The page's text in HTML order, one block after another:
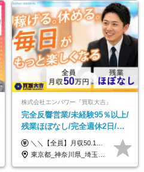
株式会社エンパワー『買取大吉』
完全反響営業/未経験95％以上/
残業ほぼなし/完全週休2日/月
収50万円スタート！/賞与年2
回
＼＼【全員】月収50.1万円保証！／／ 月給30.1万円＋インセン＋特別手当20万円(半年間)＋賞与 ※経験者は優遇いたします（研修も免除の場合有） ※固定残業代:7万4000円以上/月45時間分を含む ※固定残業代は残業がない場合も支給し、超過分は別途支給します ■入社後5日間研修を実施 研修中のテスト（ロープレ、商材知識）合格で研修生卒業となり翌月からインセンティブの対象に。 ロープレは細かな評価基準があり、顧客満足度をキープするため非常に重要なテストです。 ※4カ月目以降も不合格の場合、月給28.3万円／1カ月以内合格率100％ ＜平均年収＞ ◆一般メンバー ：625万円 ◆店長（管理職）：1178万円 ◆マネージャー ：4160万円
東京都_神奈川県_埼玉県_千葉県_大阪府_愛知県_北海道_青森県_岩手県_宮城県_秋田県_山形県_福島県_茨城県_栃木県_群馬県_新潟県_山梨県_長野県_富山県_石川県_福井県_静岡県_岐阜県_三重県_兵庫県_京都府_滋賀県_奈良県_和歌山県_広島県_岡山県_鳥取県_島根県_山口県_徳島県_香川県_愛媛県_高知県_福岡県_熊本県_佐賀県_長崎県_大分県_宮崎県_鹿児島県_沖縄県